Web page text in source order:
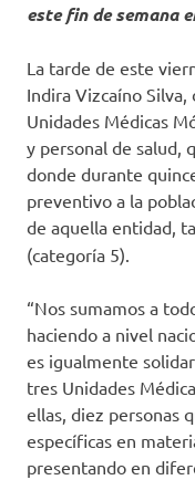
este fin de semana
La tarde de este
Indira Vizcaíno
Unidades Médicas
y personal de salud,
donde durante
preventivo a la
de aquella entidad,
(categoría 5).
“Nos sumamos a
haciendo a nivel
es igualmente
tres Unidades
ellas, diez personas
específicas en
presentando en